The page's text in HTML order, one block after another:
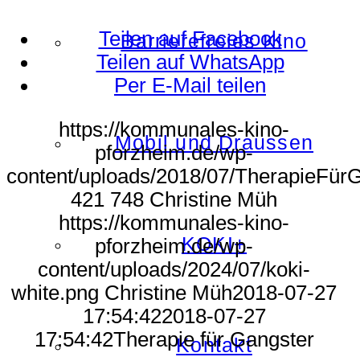
Barrierefreies Kino
Mobil und Draussen
KOKI+
Kontakt
Teilen auf Facebook
Teilen auf WhatsApp
Per E-Mail teilen
https://kommunales-kino-
pforzheim.de/wp-
content/uploads/2018/07/
421 748 Christine Müh
https://kommunales-kino-
pforzheim.de/wp-
content/uploads/2024/07/koki-
white.png Christine Müh2018-07-27
17:54:422018-07-27
17:54:42Therapie für Gangster